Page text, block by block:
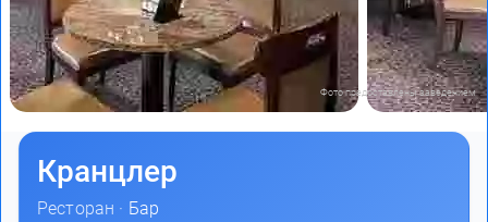
Фото предоставлены заведением
Кранцлер
Ресторан · Бар